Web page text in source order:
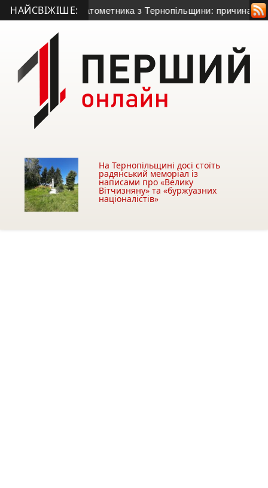
НАЙСВІЖІШЕ:
річного гранатометника з Тернопільщини: причина смерті
На Тернопільщині досі стоїть
радянський меморіал із
написами про «Велику
Вітчизняну» та «буржуазних
націоналістів»